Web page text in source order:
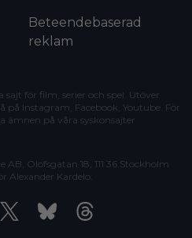
Beteendebaserad
reklam
sajt för film, serier och spel. Utöver
på Instagram, Facebook, Youtube. För
ämnen på våra syskonsajter
AB, Olofsgatan 18, 111 36 Stockholm
Alexander Kardelo
X BlueskyThreads